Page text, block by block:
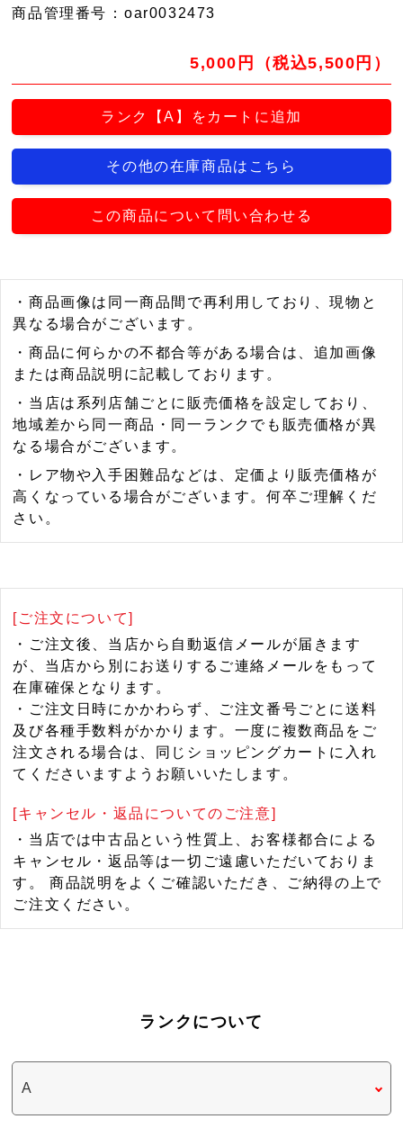
商品管理番号 ：oar0032473
5,000円（税込5,500円）
ランク【A】をカートに追加
その他の在庫商品はこちら
この商品について問い合わせる
・商品画像は同一商品間で再利用しており、現物と
異なる場合がございます。
・商品に何らかの不都合等がある場合は、追加画像
または商品説明に記載しております。
・当店は系列店舗ごとに販売価格を設定しており、
地域差から同一商品・同一ランクでも販売価格が異
なる場合がございます。
・レア物や入手困難品などは、定価より販売価格が
高くなっている場合がございます。何卒ご理解くだ
さい。
[ご注文について]
・ご注文後、当店から自動返信メールが届きます
が、当店から別にお送りするご連絡メールをもって
在庫確保となります。
・ご注文日時にかかわらず、ご注文番号ごとに送料
及び各種手数料がかかります。一度に複数商品をご
注文される場合は、同じショッピングカートに入れ
てくださいますようお願いいたします。
[キャンセル・返品についてのご注意]
・当店では中古品という性質上、お客様都合による
キャンセル・返品等は一切ご遠慮いただいておりま
す。 商品説明をよくご確認いただき、ご納得の上で
ご注文ください。
ランクについて